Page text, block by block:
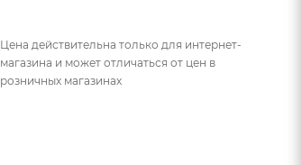
Цена действительна только для интернет-
магазина и может отличаться от цен в
розничных магазинах